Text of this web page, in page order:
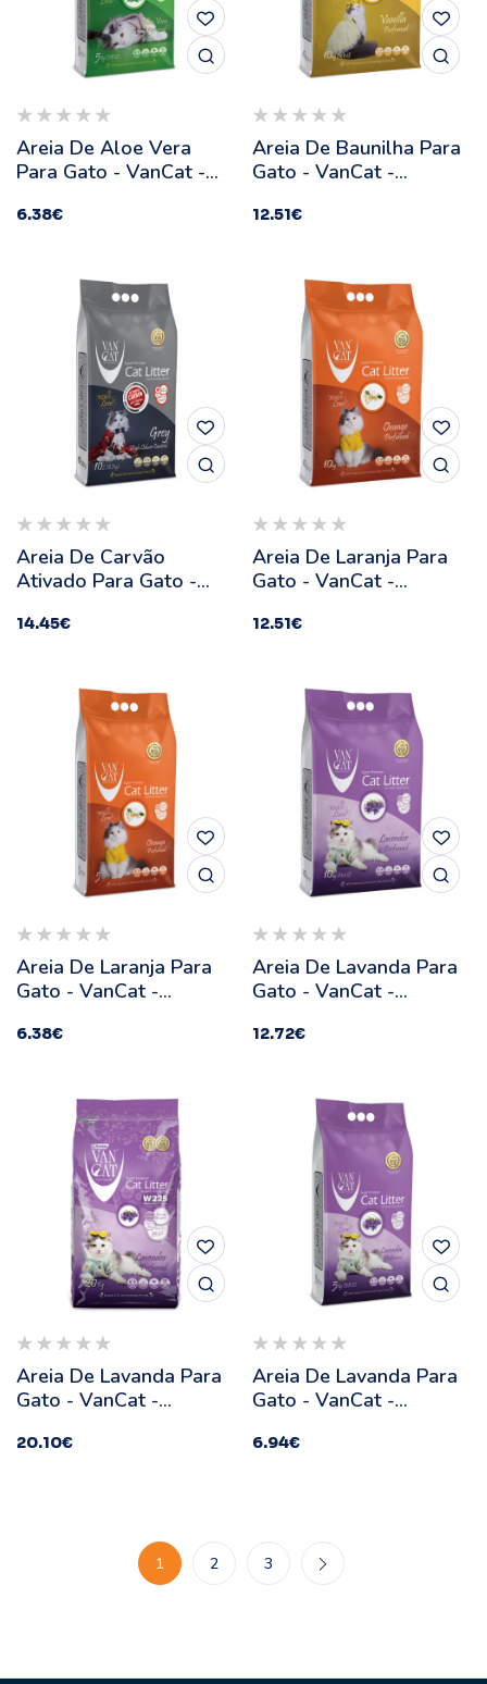
Areia De Aloe Vera
Para Gato - VanCat -
6.38€
Areia De Baunilha Para
Gato - VanCat -
12.51€
Areia De Carvão
Ativado Para Gato -
8,5 Kg
14.45€
Areia De Laranja Para
Gato - VanCat -
12.51€
Areia De Laranja Para
Gato - VanCat -
6.38€
Areia De Lavanda Para
Gato - VanCat -
12.72€
Areia De Lavanda Para
Gato - VanCat -
20.10€
Areia De Lavanda Para
Gato - VanCat -
6.94€
1 2 3